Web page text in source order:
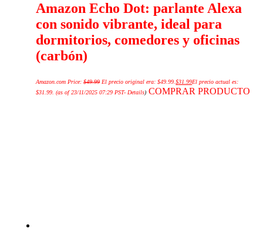
Amazon Echo Dot: parlante Alexa
con sonido vibrante, ideal para
dormitorios, comedores y oficinas
(carbón)
Amazon.com Price:$49.99 El precio original era: $49.99.$31.99El precio actual es:
$31.99. (as of 23/11/2025 07:29 PST- Details) COMPRAR PRODUCTO